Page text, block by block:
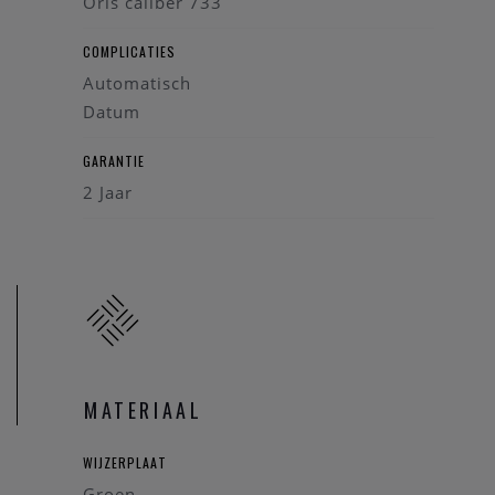
COMPLICATIES
Automatisch
Datum
GARANTIE
2 Jaar
MATERIAAL
WIJZERPLAAT